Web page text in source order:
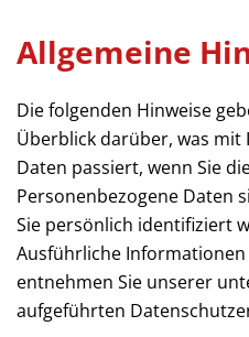
Allgemeine
Die folgenden Hinweise
Überblick darüber, was
Daten passiert, wenn Sie
Personenbezogene Daten
Sie persönlich identifiziert
Ausführliche
entnehmen Sie unserer
aufgeführten